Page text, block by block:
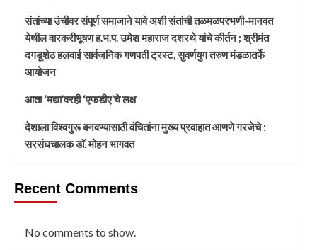
संतांच्या उंचीवर संपूर्ण समाजाने यावे अशी संतांची तळमळपरभणी-मानवत
येथील वारकरीभूषण ह.भ.प. उमेश महाराज दशरथे यांचे कीर्तन ; श्रीमंत
दगडूशेठ हलवाई सार्वजनिक गणपती ट्रस्ट, सुवर्णयुग तरुण मंडळातर्फे
आयोजन
आता ‘मद्या’वरही ‘एफडीए’चे लक्ष
देशाला विश्वगुरू बनवण्यासाठी वंचितांना मुख्य प्रवाहात आणणे गरजेचे :
सरसंघचालक डाॅ. मोहन भागवत
Recent Comments
No comments to show.